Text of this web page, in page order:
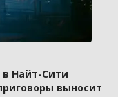
в Найт-Сити
выносит